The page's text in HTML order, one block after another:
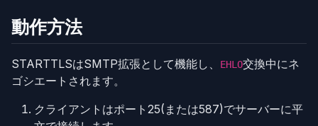
動作方法
STARTTLSはSMTP拡張として機能し、 EHLO交換中にネ
ゴシエートされます。
クライアントはポート25(または587)でサーバーに平